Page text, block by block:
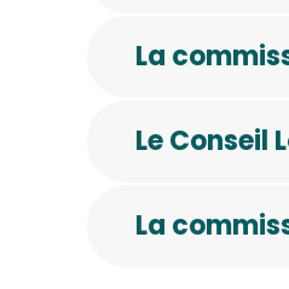
La
Le Conseil
La